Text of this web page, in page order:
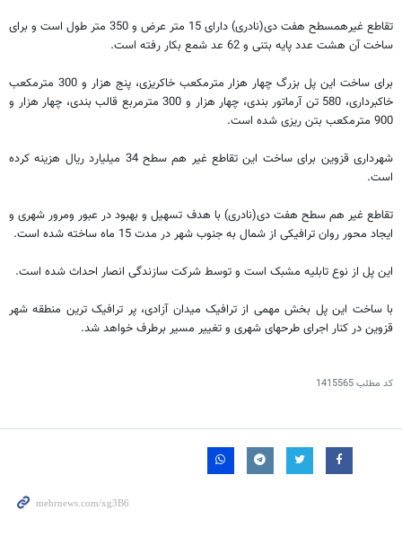
تقاطع غیرهمسطح هفت دی(نادری) دارای 15 متر عرض و 350 متر طول است و برای
ساخت آن هشت عدد پایه بتنی و 62 عد شمع بکار رفته است.
برای ساخت این پل بزرگ چهار هزار مترمکعب خاکریزی، پنج هزار و 300 مترمکعب
خاکبرداری، 580 تن آرماتور بندی، چهار هزار و 300 مترمربع قالب بندی، چهار هزار و
900 مترمکعب بتن ریزی شده است.
شهرداری قزوین برای ساخت این تقاطع غیر هم سطح 34 میلیارد ریال هزینه کرده
است.
تقاطع غیر هم سطح هفت دی(نادری) با هدف تسهیل و بهبود در عبور ومرور شهری و
ایجاد محور روان ترافیکی از شمال به جنوب شهر در مدت 15 ماه ساخته شده است.
این پل از نوع تابلیه مشبک است و توسط شرکت سازندگی انصار احداث شده است.
با ساخت این پل بخش مهمی از ترافیک میدان آزادی، پر ترافیک ترین منطقه شهر
قزوین در کنار اجرای طرحهای شهری و تغییر مسیر برطرف خواهد شد.
کد مطلب1415565